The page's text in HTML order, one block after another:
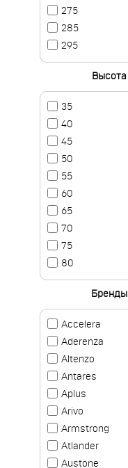
275
285
295
Высота
35
40
45
50
55
60
65
70
75
80
Бренды
Accelera
Aderenza
Altenzo
Antares
Aplus
Arivo
Armstrong
Atlander
Austone